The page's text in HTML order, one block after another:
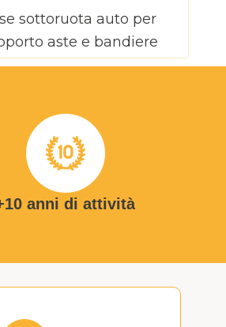
sottoruota auto per
aste e bandiere
anni di attività